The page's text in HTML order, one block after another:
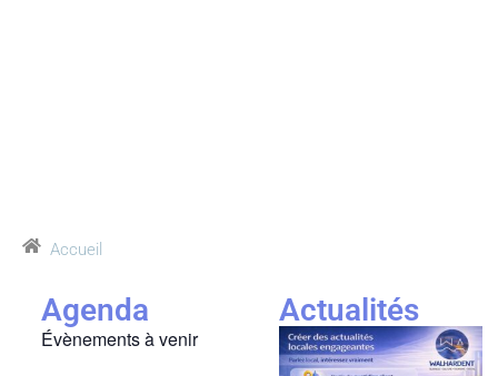
Accueil
Agenda
Évènements à venir
Actualités